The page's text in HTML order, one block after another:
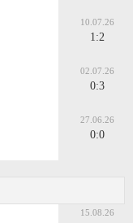
10.07.26
1:2
02.07.26
0:3
27.06.26
0:0
15.08.26